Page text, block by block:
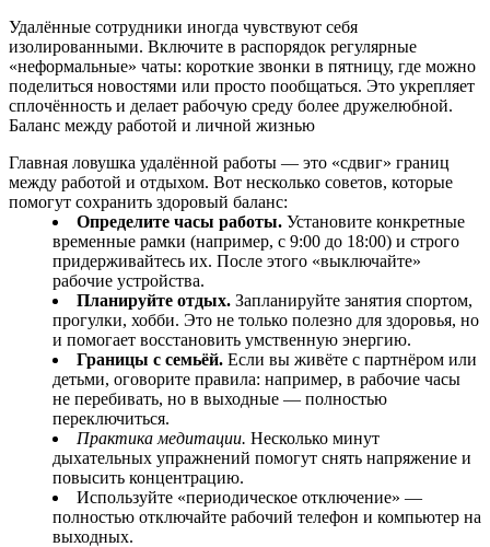
Удалённые сотрудники иногда чувствуют себя
изолированными. Включите в распорядок регулярные
«неформальные» чаты: короткие звонки в пятницу, где можно
поделиться новостями или просто пообщаться. Это укрепляет
сплочённость и делает рабочую среду более дружелюбной.
Баланс между работой и личной жизнью
Главная ловушка удалённой работы — это «сдвиг» границ
между работой и отдыхом. Вот несколько советов, которые
помогут сохранить здоровый баланс:
Определите часы работы. Установите конкретные
временные рамки (например, с 9:00 до 18:00) и строго
придерживайтесь их. После этого «выключайте»
рабочие устройства.
Планируйте отдых. Запланируйте занятия спортом,
прогулки, хобби. Это не только полезно для здоровья, но
и помогает восстановить умственную энергию.
Границы с семьёй. Если вы живёте с партнёром или
детьми, оговорите правила: например, в рабочие часы
не перебивать, но в выходные — полностью
переключиться.
Практика медитации. Несколько минут
дыхательных упражнений помогут снять напряжение и
повысить концентрацию.
Используйте «периодическое отключение» —
полностью отключайте рабочий телефон и компьютер на
выходных.